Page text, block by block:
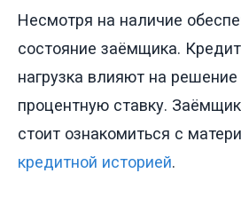
Несмотря на наличие
состояние заёмщика.
нагрузка влияют на
процентную ставку.
стоит ознакомиться с
кредитной историей.